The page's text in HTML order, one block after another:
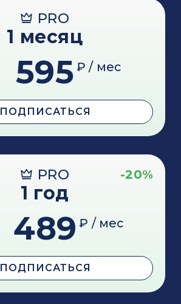
PRO
1 месяц
595 ₽ / мес
ПОДПИСАТЬСЯ
PRO -20%
1 год
489 ₽ / мес
ПОДПИСАТЬСЯ